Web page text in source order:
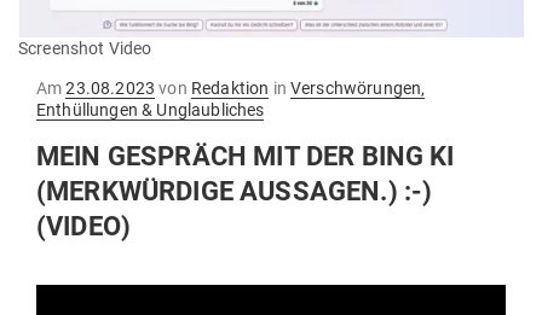
Screenshot Video
AmGepostet
am
23.08.2023 von Redaktion in Verschwörungen,
Enthüllungen & Unglaubliches
MEIN GESPRÄCH MIT DER BING KI
(MERK­WÜRDIGE AUS­SAGEN.) :-)
(VIDEO)